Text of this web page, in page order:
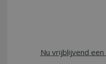
Nu vrijblijvend een